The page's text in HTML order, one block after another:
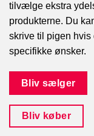
tilvælge ekstra
produkterne. Du
skrive til pigen hvis
specifikke ønsker.
Bliv sælger
Bliv køber